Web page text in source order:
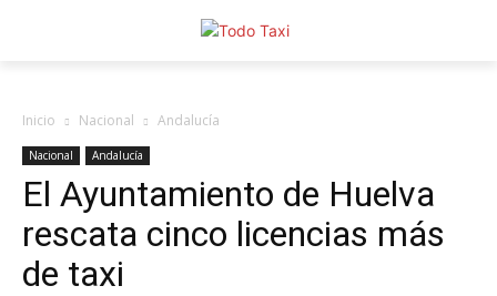
Inicio Nacional Andalucía
Nacional Andalucía
El Ayuntamiento de Huelva
rescata cinco licencias más
de taxi